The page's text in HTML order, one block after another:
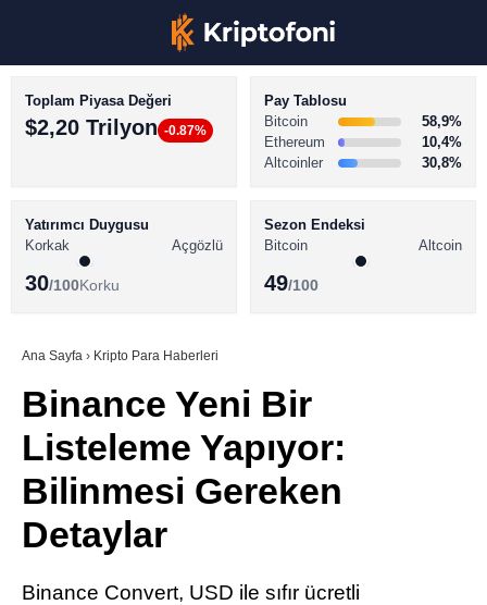
TikTok
BİTCOİN HABERLERİ
ALTCOİN HABERLERİ
SÖZLÜK
Toplam Piyasa Değeri
$2,20 Trilyon -0.87%
Pay Tablosu
Bitcoin
58,9%
Ethereum
10,4%
Altcoinler
30,8%
Yatırımcı Duygusu
Korkak
Açgözlü
30/100Korku
Sezon Endeksi
Bitcoin
Altcoin
49/100
Ana Sayfa › Kripto Para Haberleri
Binance Yeni Bir
Listeleme Yapıyor:
Bilinmesi Gereken
Detaylar
Binance Convert, USD ile sıfır ücretli